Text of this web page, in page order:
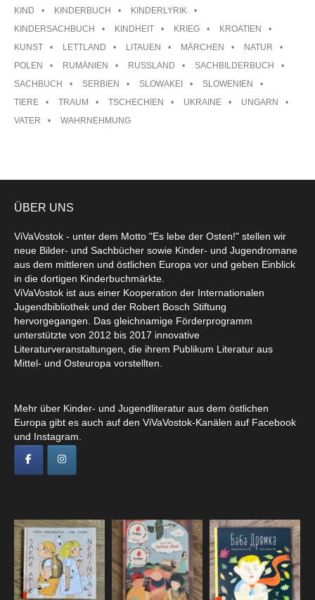
KIND
KINDERBUCH
KINDERLYRIK
KINDERSACHBUCH
KINDHEIT KRIEG
KROATIEN
KUNST
LETTLAND LITAUEN MÄRCHEN
NATUR
POLEN
RUMÄNIEN RUSSLAND
SACHBILDERBUCH
SACHBUCH
SERBIEN SLOWAKEI
SLOWENIEN
TIERE
TRAUM TSCHECHIEN UKRAINE
UNGARN
VATER
WAHRNEHMUNG
ÜBER UNS
ViVaVostok - unter dem Motto "Es lebe der Osten!" stellen wir
neue Bilder- und Sachbücher sowie Kinder- und Jugendromane
aus dem mittleren und östlichen Europa vor und geben Einblick
in die dortigen Kinderbuchmärkte.
ViVaVostok ist aus einer Kooperation der Internationalen
Jugendbibliothek und der Robert Bosch Stiftung
hervorgegangen. Das gleichnamige Förderprogramm
unterstützte von 2012 bis 2017 innovative
Literaturveranstaltungen, die ihrem Publikum Literatur aus
Mittel- und Osteuropa vorstellten.
Mehr über Kinder- und Jugendliteratur aus dem östlichen
Europa gibt es auch auf den ViVaVostok-Kanälen auf Facebook
und Instagram.